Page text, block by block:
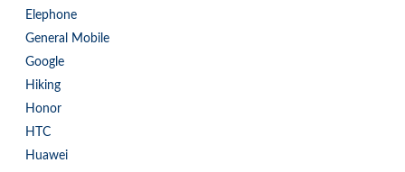
Elephone
General Mobile
Google
Hiking
Honor
HTC
Huawei